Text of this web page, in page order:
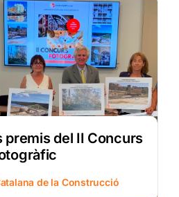
premis del II Concurs
de la Construcció